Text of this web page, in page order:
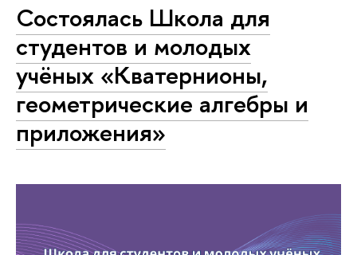
Состоялась Школа для
студентов и молодых
учёных «Кватернионы,
геометрические алгебры и
приложения»